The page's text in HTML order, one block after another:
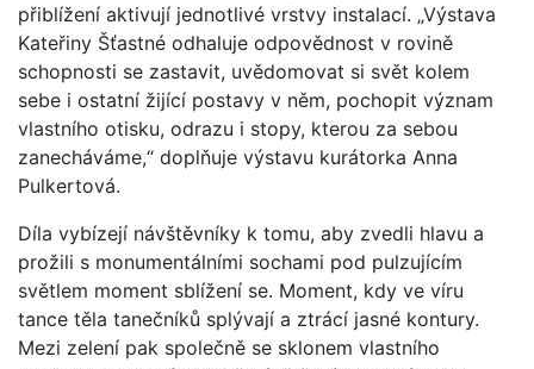
přiblížení aktivují jednotlivé vrstvy instalací. „Výstava
Kateřiny Šťastné odhaluje odpovědnost v rovině
schopnosti se zastavit, uvědomovat si svět kolem
sebe i ostatní žijící postavy v něm, pochopit význam
vlastního otisku, odrazu i stopy, kterou za sebou
zanecháváme,“ doplňuje výstavu kurátorka Anna
Pulkertová.
Díla vybízejí návštěvníky k tomu, aby zvedli hlavu a
prožili s monumentálními sochami pod pulzujícím
světlem moment sblížení se. Moment, kdy ve víru
tance těla tanečníků splývají a ztrácí jasné kontury.
Mezi zelení pak společně se sklonem vlastního